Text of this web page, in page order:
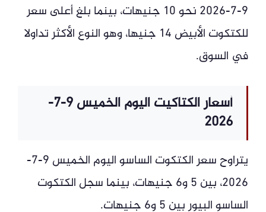
9-7-2026 نحو 10 جنيهات، بينما بلغ أعلى سعر
للكتكوت الأبيض 14 جنيها، وهو النوع الأكثر تداولا
في السوق.
أسعار الكتاكيت اليوم الخميس 9-7-
2026
يتراوح سعر الكتكوت الساسو اليوم الخميس 9-7-
2026، بين 5 و6 جنيهات، بينما سجل الكتكوت
الساسو البيور بين 5 و6 جنيهات.